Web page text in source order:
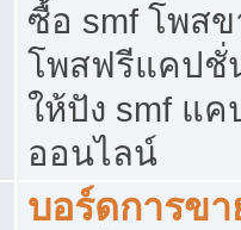
ซื้อ smf โพส
โพสฟรีแคปชั่
ให้ปัง smf แ
ออนไลน์
บอร์ดการข